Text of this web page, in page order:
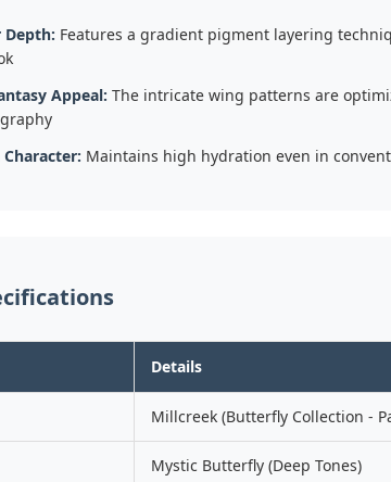
Depth: Features a gradient pigment layering
Appeal: The intricate wing patterns are
Maintains high hydration even in
Details
Millcreek (Butterfly Collection -
Mystic Butterfly (Deep Tones)